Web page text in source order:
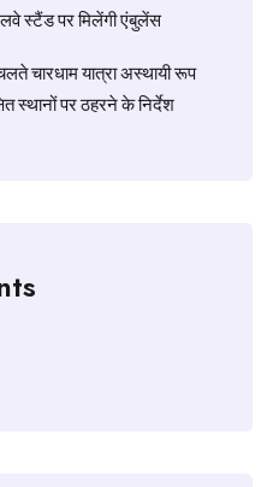
स्टैंड पर मिलेंगी एंबुलेंस
चारधाम यात्रा अस्थायी रूप
स्थानों पर ठहरने के निर्देश